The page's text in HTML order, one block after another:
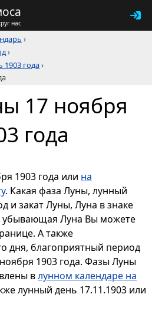
нас
›
›
года›
17 ноября
года
1903 года или на
. Какая фаза Луны, лунный
и закат Луны, Луна в знаке
убывающая Луна Вы можете
А также
дня, благоприятный период
1903 года. Фазы Луны
влунном календаре на
лунный день 17.11.1903 или